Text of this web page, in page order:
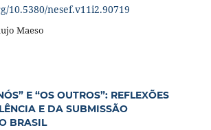
10.5380/nesef.v11i2.90719
Maeso
E “OS OUTROS”: REFLEXÕES
E DA SUBMISSÃO
BRASIL